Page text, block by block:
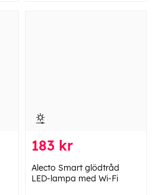
183 kr
Alecto Smart glödtråd
LED-lampa med Wi-Fi